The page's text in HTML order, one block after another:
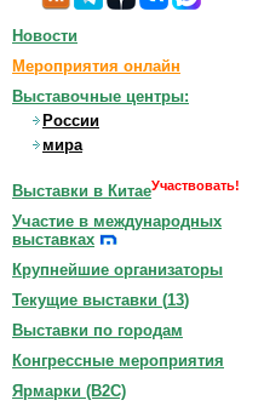
Новости
Мероприятия онлайн
Выставочные центры:
России
мира
Выставки в КитаеУчаствовать!
Участие в международных
выставках
Крупнейшие организаторы
Текущие выставки (13)
Выставки по городам
Конгрессные мероприятия
Ярмарки (B2C)